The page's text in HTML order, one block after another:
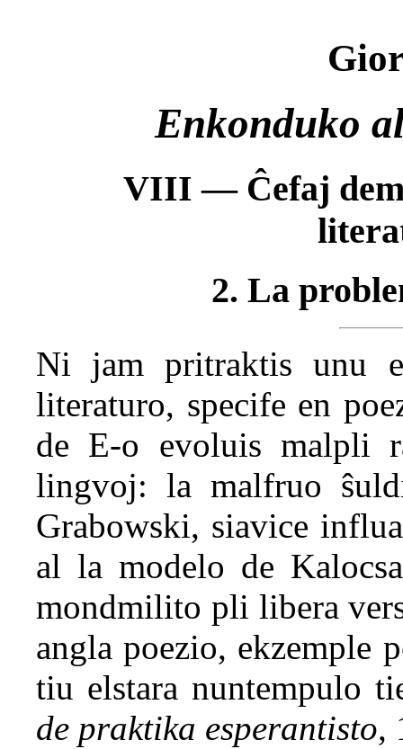
Enkonduko
VIII — Ĉefaj
2. La
Ni jam pritraktis unu
literaturo, specife en
de E-o evoluis malpli
lingvoj: la malfruo
Grabowski, siavice
al la modelo de
mondmilito pli libera
angla poezio, ekzemple
tiu elstara nuntempulo
de praktika esperantisto,